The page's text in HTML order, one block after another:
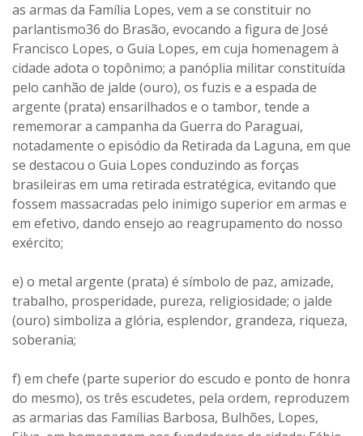
as armas da Família Lopes, vem a se constituir no
parlantismo36 do Brasão, evocando a figura de José
Francisco Lopes, o Guia Lopes, em cuja homenagem à
cidade adota o topônimo; a panóplia militar constituída
pelo canhão de jalde (ouro), os fuzis e a espada de
argente (prata) ensarilhados e o tambor, tende a
rememorar a campanha da Guerra do Paraguai,
notadamente o episódio da Retirada da Laguna, em que
se destacou o Guia Lopes conduzindo as forças
brasileiras em uma retirada estratégica, evitando que
fossem massacradas pelo inimigo superior em armas e
em efetivo, dando ensejo ao reagrupamento do nosso
exército;
e) o metal argente (prata) é símbolo de paz, amizade,
trabalho, prosperidade, pureza, religiosidade; o jalde
(ouro) simboliza a glória, esplendor, grandeza, riqueza,
soberania;
f) em chefe (parte superior do escudo e ponto de honra
do mesmo), os três escudetes, pela ordem, reproduzem
as armarias das Famílias Barbosa, Bulhões, Lopes,